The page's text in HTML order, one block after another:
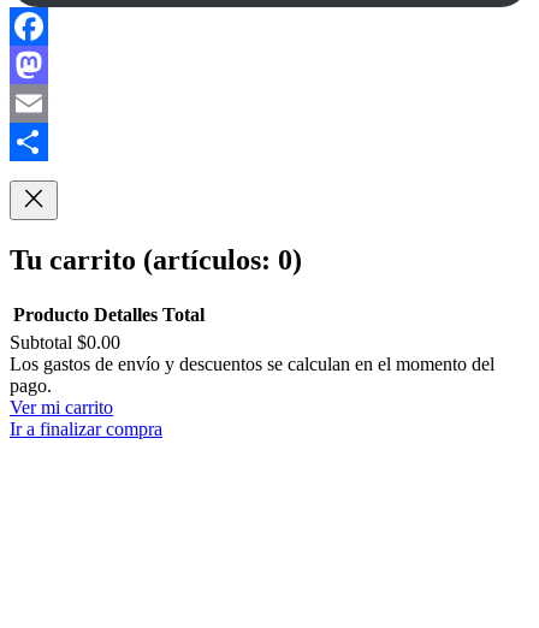
Facebook
Mastodon
Email
Compartir
Tu carrito (artículos: 0)
Productos
del
carrito
Producto Detalles Total
Subtotal $0.00
Los gastos de envío y descuentos se calculan en el momento del
pago.
Ver mi carrito
Ir a finalizar compra